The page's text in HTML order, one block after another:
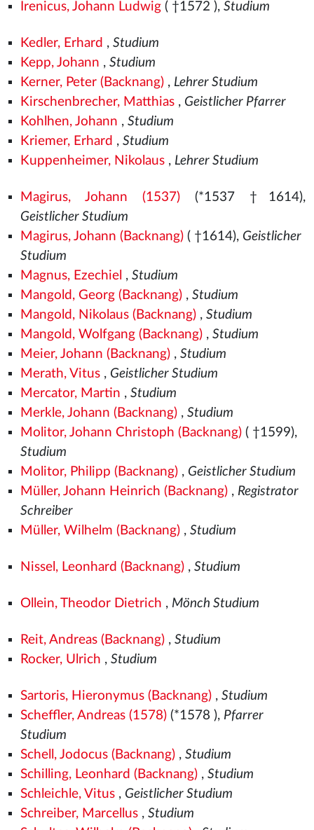
Irenicus, Johann Ludwig( †1572 ), Studium
Kedler, Erhard , Studium
Kepp, Johann , Studium
Kerner, Peter (Backnang), Lehrer Studium
Kirschenbrecher, Matthias, Geistlicher Pfarrer
Kohlhen, Johann , Studium
Kriemer, Erhard , Studium
Kuppenheimer, Nikolaus, Lehrer Studium
Magirus, Johann (1537)(*1537 †1614),
Geistlicher Studium
Magirus, Johann (Backnang)( †1614), Geistlicher
Studium
Magnus, Ezechiel , Studium
Mangold, Georg (Backnang), Studium
Mangold, Nikolaus (Backnang), Studium
Mangold, Wolfgang (Backnang), Studium
Meier, Johann (Backnang), Studium
Merath, Vitus, Geistlicher Studium
Mercator, Martin , Studium
Merkle, Johann (Backnang), Studium
Molitor, Johann Christoph (Backnang)( †1599),
Studium
Molitor, Philipp (Backnang), Geistlicher Studium
Müller, Johann Heinrich (Backnang), Registrator
Schreiber
Müller, Wilhelm (Backnang), Studium
Nissel, Leonhard (Backnang), Studium
Ollein, Theodor Dietrich , Mönch Studium
Reit, Andreas (Backnang), Studium
Rocker, Ulrich , Studium
Sartoris, Hieronymus (Backnang), Studium
Scheffler, Andreas (1578)(*1578 ), Pfarrer
Studium
Schell, Jodocus (Backnang), Studium
Schilling, Leonhard (Backnang), Studium
Schleichle, Vitus, Geistlicher Studium
Schreiber, Marcellus, Studium